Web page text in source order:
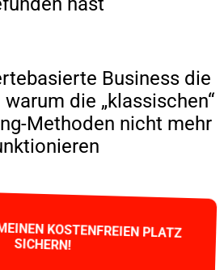
Business die
die „klassischen“
Methoden nicht mehr
KOSTENFREIEN PLATZ
SICHERN!